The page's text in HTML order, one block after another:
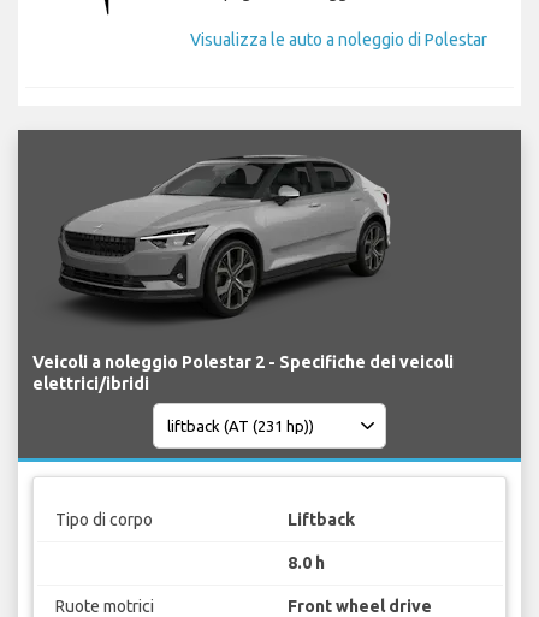
Visualizza le auto a noleggio di Polestar
Veicoli a noleggio Polestar 2 - Specifiche dei veicoli
elettrici/ibridi
Tipo di corpo Liftback
8.0 h
Ruote motrici Front wheel drive